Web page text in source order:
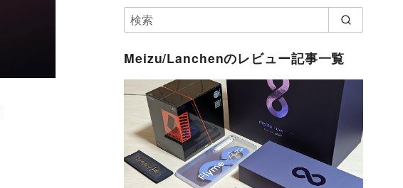
Meizu/Lanchenのレビュー記事一覧